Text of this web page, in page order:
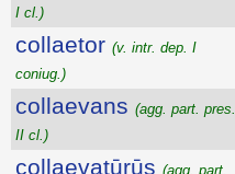
I cl.)
collaetor (v. intr. dep. I
coniug.)
collaevans (agg. part. pres.
II cl.)
collaevatūrūs (agg. part.